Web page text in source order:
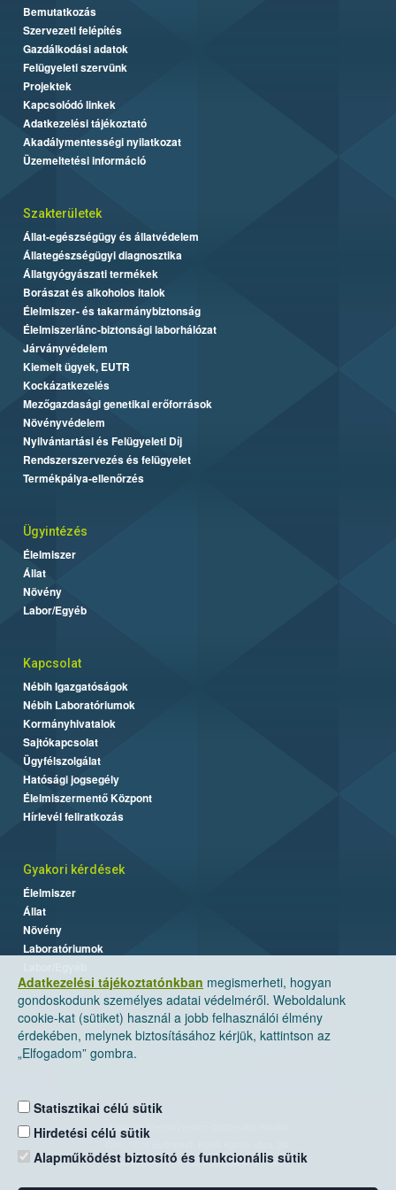
Adatkezelési tájékoztatónkban megismerheti, hogyan
gondoskodunk személyes adatai védelméről. Weboldalunk
cookie-kat (sütiket) használ a jobb felhasználói élmény
érdekében, melynek biztosításához kérjük, kattintson az
„Elfogadom” gombra.
Statisztikai célú sütik
Hirdetési célú sütik
Alapműködést biztosító és funkcionális sütik
Bemutatkozás
Szervezeti felépítés
Gazdálkodási adatok
Felügyeleti szervünk
Projektek
Kapcsolódó linkek
Adatkezelési tájékoztató
Akadálymentességi nyilatkozat
Üzemeltetési információ
Szakterületek
Állat-egészségügy és állatvédelem
Állategészségügyi diagnosztika
Állatgyógyászati termékek
Borászat és alkoholos italok
Élelmiszer- és takarmánybiztonság
Élelmiszerlánc-biztonsági laborhálózat
Járványvédelem
Kiemelt ügyek, EUTR
Kockázatkezelés
Mezőgazdasági genetikai erőforrások
Növényvédelem
Nyilvántartási és Felügyeleti Díj
Rendszerszervezés és felügyelet
Termékpálya-ellenőrzés
Ügyintézés
Élelmiszer
Állat
Növény
Labor/Egyéb
Kapcsolat
Nébih Igazgatóságok
Nébih Laboratóriumok
Kormányhivatalok
Sajtókapcsolat
Ügyfélszolgálat
Hatósági jogsegély
Élelmiszermentő Központ
Hírlevél feliratkozás
Gyakori kérdések
Élelmiszer
Állat
Növény
Laboratóriumok
Nemzeti Élelmiszerlánc-biztonsági Hivatal
Levelezési cím: 1525 Budapest. Pf. 30.